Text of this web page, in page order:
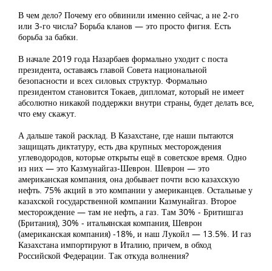
В чем дело? Почему его обвинили именно сейчас, а не 2-го
или 3-го числа? Борьба кланов — это просто фигня. Есть
борьба за бабки.
В начале 2019 года Назарбаев формально уходит с поста
президента, оставаясь главой Совета национальной
безопасности и всех силовых структур. Формально
президентом становится Токаев, дипломат, который не имеет
абсолютно никакой поддержки внутри страны, будет делать все,
что ему скажут.
А дальше такой расклад. В Казахстане, где наши пытаются
защищать диктатуру, есть два крупных месторождения
углеводородов, которые открыты ещё в советское время. Одно
из них — это Казмунайгаз-Шеврон. Шеврон — это
американская компания, она добывает почти всю казахскую
нефть. 75% акций в это компании у американцев. Остальные у
казахской государственной компании Казмунайгаз. Второе
месторождение — там не нефть, а газ. Там 30% - Бритишгаз
(Британия), 30% - итальянская компания, Шеврон
(американская компания) -18%, и наш Лукойл — 13.5%. И газ
Казахстана импортируют в Италию, причем, в обход
Российской Федерации. Так откуда волнения?